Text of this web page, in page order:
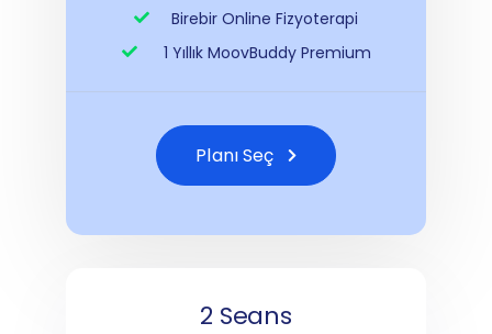
Birebir Online Fizyoterapi
1 Yıllık MoovBuddy Premium
Planı Seç
2 Seans